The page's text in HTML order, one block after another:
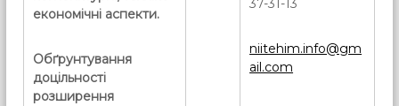
економічні аспекти.
Обґрунтування
доцільності
розширення
37-31-13
niitehim.info@gm
ail.com